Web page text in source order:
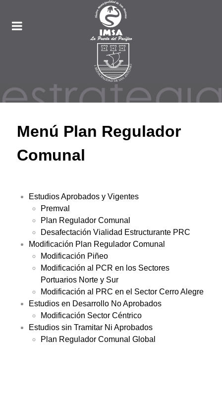
Menú Plan Regulador
Comunal
Estudios Aprobados y Vigentes
Premval
Plan Regulador Comunal
Desafectación Vialidad Estructurante PRC
Modificación Plan Regulador Comunal
Modificación Piñeo
Modificación al PCR en los Sectores
Portuarios Norte y Sur
Modificación al PRC en el Sector Cerro Alegre
Estudios en Desarrollo No Aprobados
Modificación Sector Céntrico
Estudios sin Tramitar Ni Aprobados
Plan Regulador Comunal Global